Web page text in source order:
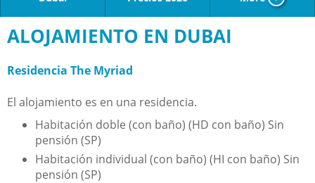
ALOJAMIENTO EN DUBAI
Residencia The Myriad
El alojamiento es en una residencia.
Habitación doble (con baño) (HD con baño) Sin
pensión (SP)
Habitación individual (con baño) (HI con baño) Sin
pensión (SP)